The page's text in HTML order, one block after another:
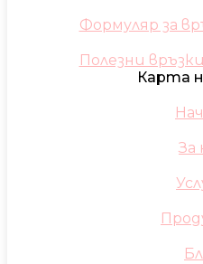
Формуляр за
Полезни
Карта
За